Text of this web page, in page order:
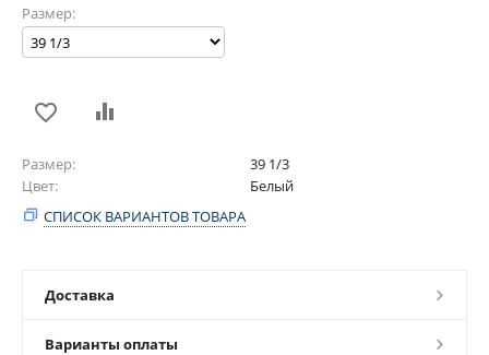
Размер:
Размер
39 1/3
Цвет
Белый
СПИСОК ВАРИАНТОВ ТОВАРА
Доставка
Варианты оплаты